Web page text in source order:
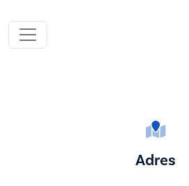
Adres